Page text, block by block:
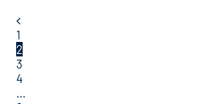
1
2
3
4
…